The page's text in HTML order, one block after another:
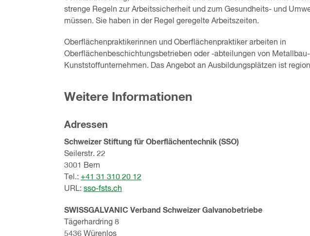
strenge Regeln zur Arbeitssicherheit und zum Gesundheits- und
müssen. Sie haben in der Regel geregelte Arbeitszeiten.
Oberflächenpraktikerinnen und Oberflächenpraktiker arbeiten in
Oberflächenbeschichtungsbetrieben oder -abteilungen von
Kunststoffunternehmen. Das Angebot an Ausbildungsplätzen ist
Weitere Informationen
Adressen
Schweizer Stiftung für Oberflächentechnik (SSO)
Seilerstr. 22
3001 Bern
Tel.: +41 31 310 20 12
URL: sso-fsts.ch
SWISSGALVANIC Verband Schweizer Galvanobetriebe
Tägerhardring 8
5436 Würenlos